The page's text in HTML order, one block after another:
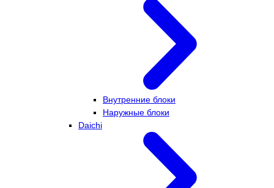
Внутренние блоки
Наружные блоки
Daichi